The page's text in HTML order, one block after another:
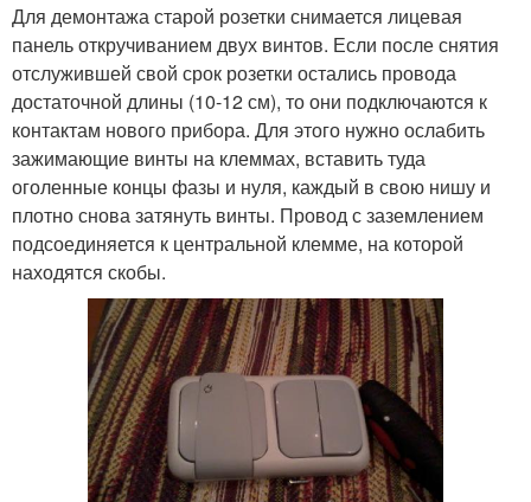
Для демонтажа старой розетки снимается лицевая
панель откручиванием двух винтов. Если после снятия
отслужившей свой срок розетки остались провода
достаточной длины (10-12 см), то они подключаются к
контактам нового прибора. Для этого нужно ослабить
зажимающие винты на клеммах, вставить туда
оголенные концы фазы и нуля, каждый в свою нишу и
плотно снова затянуть винты. Провод с заземлением
подсоединяется к центральной клемме, на которой
находятся скобы.